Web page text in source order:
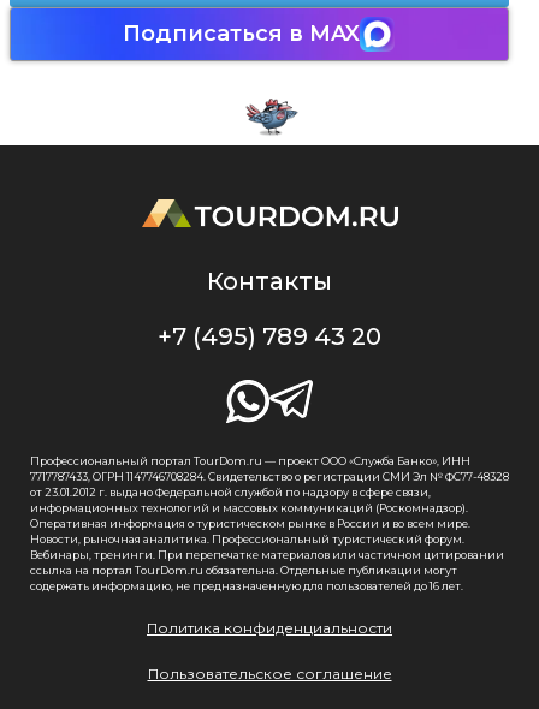
Подписаться в MAX
Контакты
+7 (495) 789 43 20
Профессиональный портал TourDom.ru — проект ООО «Служба Банко», ИНН
7717787433, ОГРН 1147746708284. Свидетельство о регистрации СМИ Эл № ФС77-48328
от 23.01.2012 г. выдано Федеральной службой по надзору в сфере связи,
информационных технологий и массовых коммуникаций (Роскомнадзор).
Оперативная информация о туристическом рынке в России и во всем мире.
Новости, рыночная аналитика. Профессиональный туристический форум.
Вебинары, тренинги. При перепечатке материалов или частичном цитировании
ссылка на портал TourDom.ru обязательна. Отдельные публикации могут
содержать информацию, не предназначенную для пользователей до 16 лет.
Политика конфиденциальности
Пользовательское соглашение